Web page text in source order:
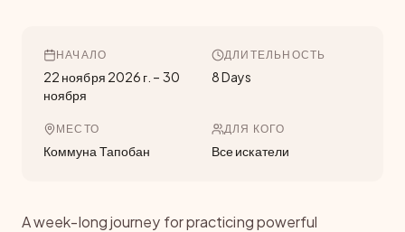
НАЧАЛО
22 ноября 2026 г. – 30
ноября
ДЛИТЕЛЬНОСТЬ
8 Days
МЕСТО
Коммуна Тапобан
ДЛЯ КОГО
Все искатели
A week-long journey for practicing powerful